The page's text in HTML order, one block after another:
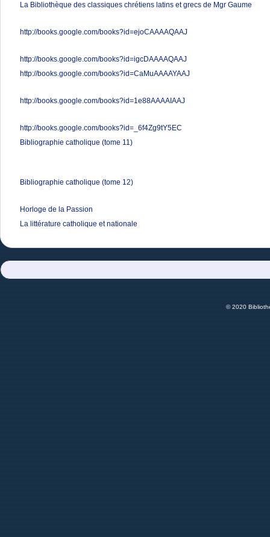
La Bibliothèque des classiques chrétiens latins et grecs de Mgr Gaume
http://books.google.com/books?id=ejoCAAAAQAAJ
http://books.google.com/books?id=igcDAAAAQAAJ
http://books.google.com/books?id=CaMuAAAAYAAJ
http://books.google.com/books?id=1e88AAAAIAAJ
http://books.google.com/books?id=_6f4Zg9tY5EC
Bibliographie catholique (tome 11)
Bibliographie catholique (tome 12)
Horloge de la Passion
La littérature catholique et nationale
© 2020